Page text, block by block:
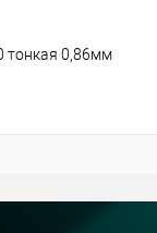
тонкая 0,86мм